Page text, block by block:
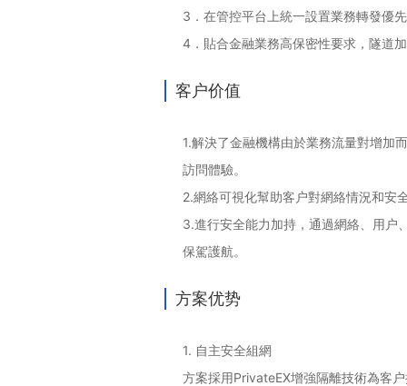
3．在管控平台上統一設置業務轉發優
4．貼合金融業務高保密性要求，隧道
客户价值
1.解決了金融機構由於業務流量對增加
訪問體驗。
2.網絡可視化幫助客户對網絡情況和安
3.進行安全能力加持，通過網絡、用户
保駕護航。
方案优势
1. 自主安全組網
方案採用PrivateEX增強隔離技術為客